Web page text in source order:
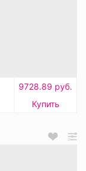
9728.89 руб.
Купить